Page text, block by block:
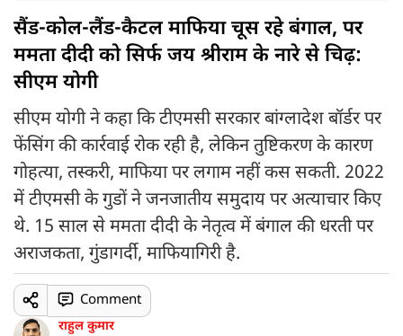
सैंड-कोल-लैंड-कैटल माफिया चूस रहे बंगाल, पर
ममता दीदी को सिर्फ जय श्रीराम के नारे से चिढ़:
सीएम योगी
सीएम योगी ने कहा कि टीएमसी सरकार बांग्लादेश बॉर्डर पर
फेंसिंग की कार्रवाई रोक रही है, लेकिन तुष्टिकरण के कारण
गोहत्या, तस्करी, माफिया पर लगाम नहीं कस सकती. 2022
में टीएमसी के गुडों ने जनजातीय समुदाय पर अत्याचार किए
थे. 15 साल से ममता दीदी के नेतृत्व में बंगाल की धरती पर
अराजकता, गुंडागर्दी, माफियागिरी है.
राहुल कुमार
Comment